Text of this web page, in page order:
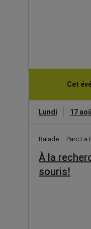
Cet
Lundi 17
Balade – Parc La
À la
souris!